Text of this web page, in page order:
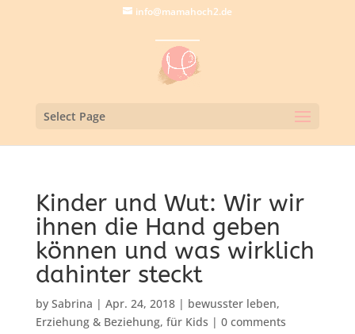
info@mamahoch2.de
Select Page
Kinder und Wut: Wir wir
ihnen die Hand geben
können und was wirklich
dahinter steckt
by Sabrina | Apr. 24, 2018| bewusster leben,
Erziehung & Beziehung, für Kids | 0 comments